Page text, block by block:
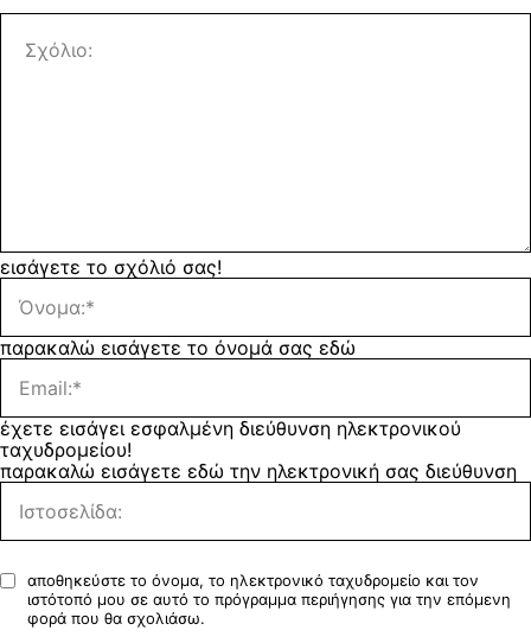
εισάγετε το σχόλιό σας!
παρακαλώ εισάγετε το όνομά σας εδώ
έχετε εισάγει εσφαλμένη διεύθυνση ηλεκτρονικού
ταχυδρομείου!
παρακαλώ εισάγετε εδώ την ηλεκτρονική σας διεύθυνση
αποθηκεύστε το όνομα, το ηλεκτρονικό ταχυδρομείο και τον
ιστότοπό μου σε αυτό το πρόγραμμα περιήγησης για την επόμενη
φορά που θα σχολιάσω.